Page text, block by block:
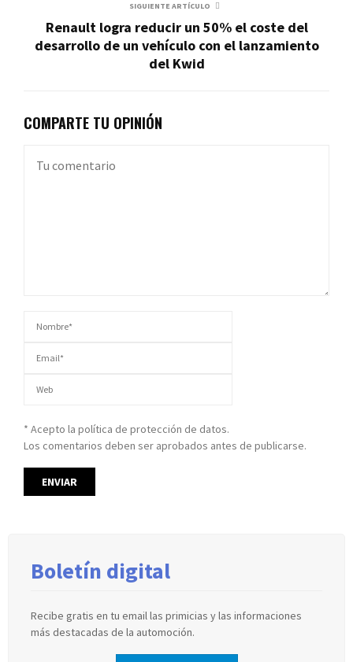
SIGUIENTE ARTÍCULO
Renault logra reducir un 50% el coste del
desarrollo de un vehículo con el lanzamiento
del Kwid
COMPARTE TU OPINIÓN
* Acepto la política de protección de datos.
Los comentarios deben ser aprobados antes de publicarse.
Boletín digital
Recibe gratis en tu email las primicias y las informaciones
más destacadas de la automoción.